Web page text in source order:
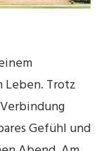
Leben. Trotz
Gefühl und